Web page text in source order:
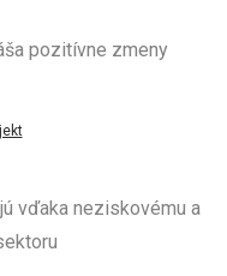
pozitívne zmeny
vďaka neziskovému a